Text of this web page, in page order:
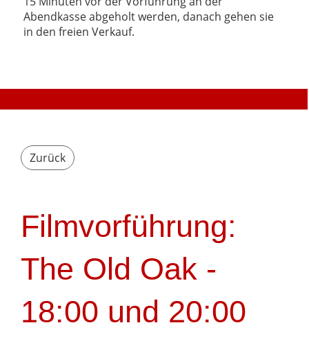
Abendkasse abgeholt werden, danach gehen sie
in den freien Verkauf.
Zurück
Filmvorführung:
The Old Oak -
18:00 und 20:00